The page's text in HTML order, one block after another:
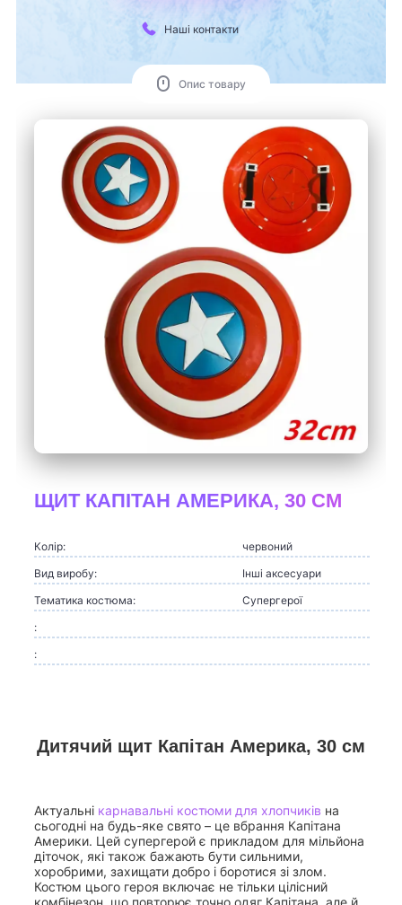
Опис товару
Наші контакти
ЩИТ КАПІТАН АМЕРИКА, 30 СМ
Колір:
червоний
Вид виробу:
Інші аксесуари
Тематика костюма:
Супергерої
:
:
Дитячий щит Капітан Америка, 30 см
Актуальні карнавальні костюми для хлопчиків на
сьогодні на будь-яке свято – це вбрання Капітана
Америки. Цей супергерой є прикладом для мільйона
діточок, які також бажають бути сильними,
хоробрими, захищати добро і боротися зі злом.
Костюм цього героя включає не тільки цілісний